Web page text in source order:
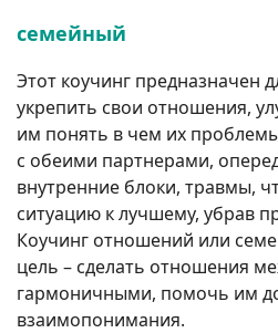
семейный
Этот коучинг предназначен
укрепить свои отношения,
им понять в чем их
с обеими партнерами,
внутренние блоки, травмы,
ситуацию к лучшему, убрав
Коучинг отношений или
цель – сделать отношения
гармоничными, помочь им
взаимопонимания.